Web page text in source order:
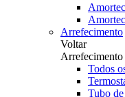
Arrefecimento
Voltar
Arrefecimento
Todos
Tubo